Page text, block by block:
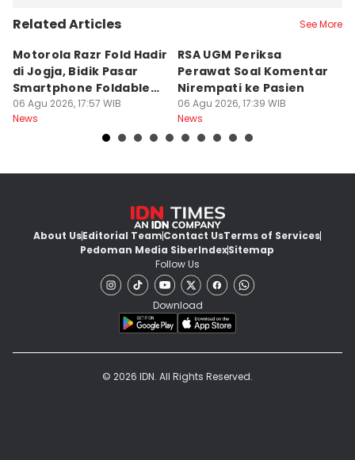
Related Articles See More
Motorola Razr Fold Hadir
di Jogja, Bidik Pasar
Smartphone Foldable
Premium
06 Agu 2026, 17:57 WIB
News
RSA UGM Periksa
Perawat Soal Komentar
Nirempati ke Pasien
06 Agu 2026, 17:39 WIB
News
About UsEditorial TeamContact UsTerms of Services
Pedoman Media SiberIndexSitemap
Follow Us
Download
© 2026 IDN. All Rights Reserved.